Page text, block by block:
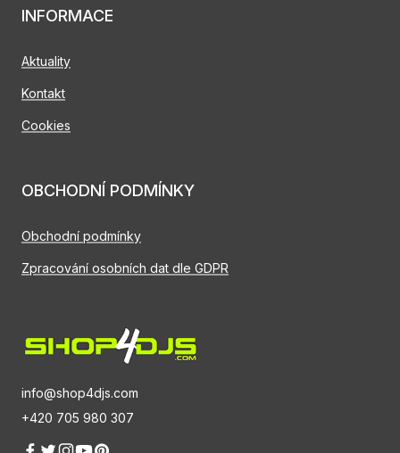
info@shop4djs.com
+420 705 980 307
INFORMACE
Aktuality
Kontakt
Cookies
OBCHODNÍ PODMÍNKY
Obchodní podmínky
Zpracování osobních dat dle GDPR